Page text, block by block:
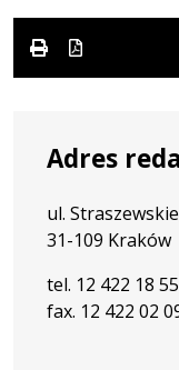
Adres
ul.
31-109 Kraków
tel. 12 422 18
fax. 12 422 02